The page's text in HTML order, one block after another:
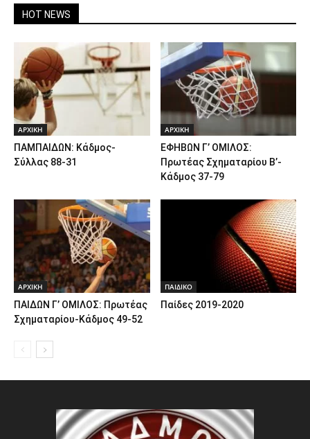
HOT NEWS
ΑΡΧΙΚΗ
ΠΑΜΠΑΙΔΩΝ: Κάδμος-
Σύλλας 88-31
ΑΡΧΙΚΗ
ΕΦΗΒΩΝ Γ’ ΟΜΙΛΟΣ:
Πρωτέας Σχηματαρίου Β’-
Κάδμος 37-79
ΑΡΧΙΚΗ
ΠΑΙΔΩΝ Γ’ ΟΜΙΛΟΣ: Πρωτέας
Σχηματαρίου-Κάδμος 49-52
ΠΑΙΔΙΚΟ
Παίδες 2019-2020